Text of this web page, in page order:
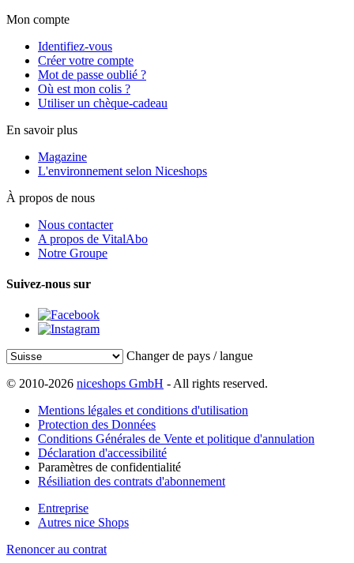
Mon compte
Identifiez-vous
Créer votre compte
Mot de passe oublié ?
Où est mon colis ?
Utiliser un chèque-cadeau
En savoir plus
Magazine
L'environnement selon Niceshops
À propos de nous
Nous contacter
A propos de VitalAbo
Notre Groupe
Suivez-nous sur
Changer de pays / langue
© 2010-2026 niceshops GmbH - All rights reserved.
Mentions légales et conditions d'utilisation
Protection des Données
Conditions Générales de Vente et politique d'annulation
Déclaration d'accessibilité
Paramètres de confidentialité
Résiliation des contrats d'abonnement
Entreprise
Autres nice Shops
Renoncer au contrat